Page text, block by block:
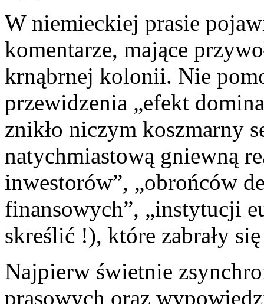
W niemieckiej prasie
komentarze, mające
krnąbrnej kolonii. Nie
przewidzenia „efekt
znikło niczym koszmarny
natychmiastową gniewną
inwestorów”, „obrońców
finansowych”, „instytucji
skreślić !), które zabrały
Najpierw świetnie
prasowych oraz